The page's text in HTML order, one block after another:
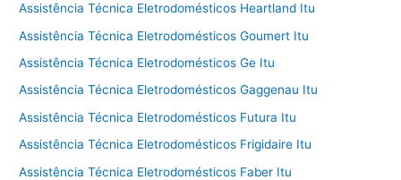
Assistência Técnica Eletrodomésticos Heartland Itu
Assistência Técnica Eletrodomésticos Goumert Itu
Assistência Técnica Eletrodomésticos Ge Itu
Assistência Técnica Eletrodomésticos Gaggenau Itu
Assistência Técnica Eletrodomésticos Futura Itu
Assistência Técnica Eletrodomésticos Frigidaire Itu
Assistência Técnica Eletrodomésticos Faber Itu